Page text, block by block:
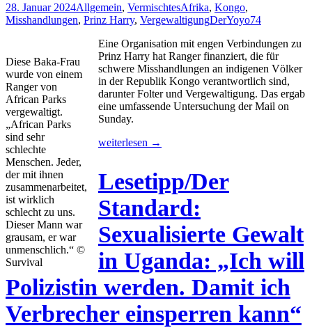
28. Januar 2024Allgemein, VermischtesAfrika, Kongo,
Misshandlungen, Prinz Harry, VergewaltigungDerYoyo74
Diese Baka-Frau
wurde von einem
Ranger von
African Parks
vergewaltigt.
„African Parks
sind sehr
schlechte
Menschen. Jeder,
der mit ihnen
zusammenarbeitet,
ist wirklich
schlecht zu uns.
Dieser Mann war
grausam, er war
unmenschlich.“ ©
Survival
Eine Organisation mit engen Verbindungen zu
Prinz Harry hat Ranger finanziert, die für
schwere Misshandlungen an indigenen Völker
in der Republik Kongo verantwortlich sind,
darunter Folter und Vergewaltigung. Das ergab
eine umfassende Untersuchung der Mail on
Sunday.
„Vergewaltigt
Prinz
Harrys
Wohltätigkeitsorganisation
mit
schweren
Misshandlungen
in
Afrika
Verbindung
weiterlesen →
Lesetipp/Der
Standard:
Sexualisierte Gewalt
in Uganda: „Ich will
Polizistin werden. Damit ich
Verbrecher einsperren kann“